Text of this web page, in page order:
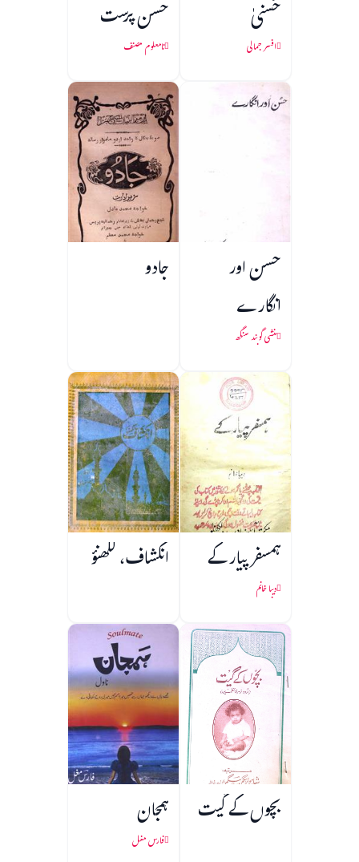
حُسنیٰ
افسر جمالی
حسن پرست
نامعلوم مصنف
حسن اور
انگارے
منشی گوبند سنگھ
جادو
ہمسفر پیار کے
دیبا خانم
انکشاف، لکھنؤ
بچوں کے گیت ہمجان
فارس مغل